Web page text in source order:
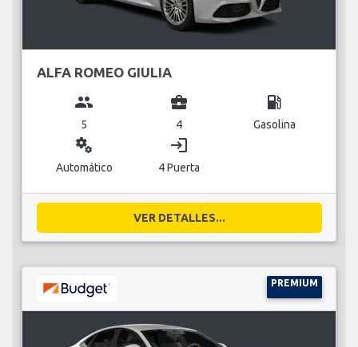
ALFA ROMEO GIULIA
group
5
business_center
4
local_gas_station
Gasolina
miscellaneous_services
Automático
login
4 Puerta
VER DETALLES...
PREMIUM